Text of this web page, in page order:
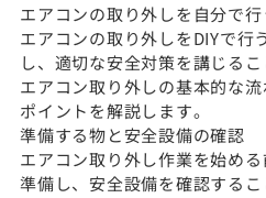
エアコンの取り外しを自分で
エアコンの取り外しをDIYで行
し、適切な安全対策を講じるこ
エアコン取り外しの基本的な
ポイントを解説します。
準備する物と安全設備の確認
エアコン取り外し作業を始め
準備し、安全設備を確認する